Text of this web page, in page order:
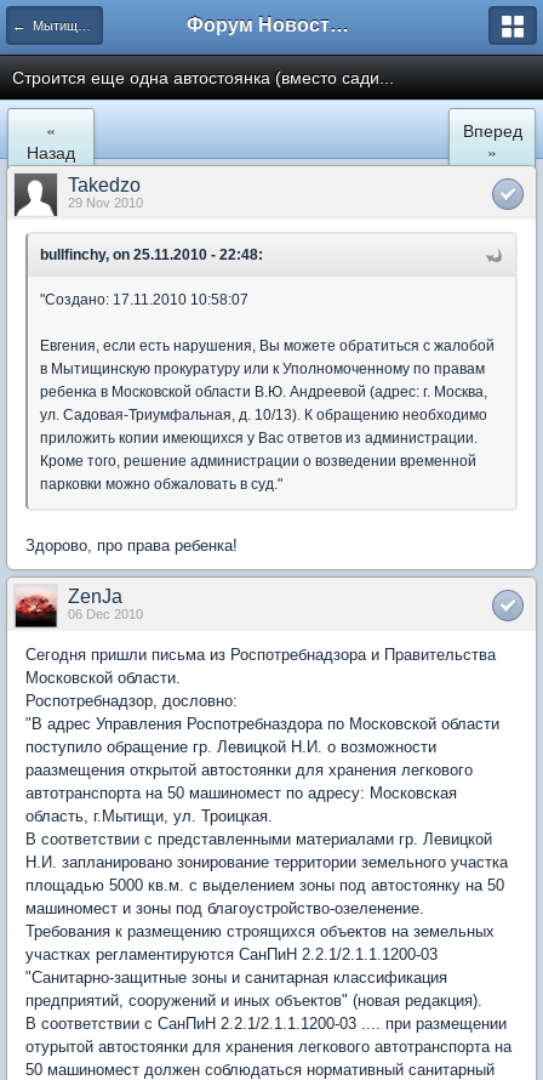
← Мытищи, Троицкая д.5 Форум Новостройки
Строится еще одна автостоянка (вместо сади...
«
Назад
Вперед
»
Takedzo
29 Nov 2010
bullfinchy, on 25.11.2010 - 22:48:
"Создано: 17.11.2010 10:58:07
Евгения, если есть нарушения, Вы можете обратиться с жалобой
в Мытищинскую прокуратуру или к Уполномоченному по правам
ребенка в Московской области В.Ю. Андреевой (адрес: г. Москва,
ул. Садовая-Триумфальная, д. 10/13). К обращению необходимо
приложить копии имеющихся у Вас ответов из администрации.
Кроме того, решение администрации о возведении временной
парковки можно обжаловать в суд."
Здорово, про права ребенка!
ZenJa
06 Dec 2010
Сегодня пришли письма из Роспотребнадзора и Правительства
Московской области.
Роспотребнадзор, дословно:
"В адрес Управления Роспотребназдора по Московской области
поступило обращение гр. Левицкой Н.И. о возможности
раазмещения открытой автостоянки для хранения легкового
автотранспорта на 50 машиномест по адресу: Московская
область, г.Мытищи, ул. Троицкая.
В соответствии с представленными материалами гр. Левицкой
Н.И. запланировано зонирование территории земельного участка
площадью 5000 кв.м. с выделением зоны под автостоянку на 50
машиномест и зоны под благоустройство-озеленение.
Требования к размещению строящихся объектов на земельных
участках регламентируются СанПиН 2.2.1/2.1.1.1200-03
"Санитарно-защитные зоны и санитарная классификация
предприятий, сооружений и иных объектов" (новая редакция).
В соответствии с СанПиН 2.2.1/2.1.1.1200-03 .... при размещении
отурытой автостоянки для хранения легкового автотранспорта на
50 машиномест должен соблюдаться нормативный санитарный